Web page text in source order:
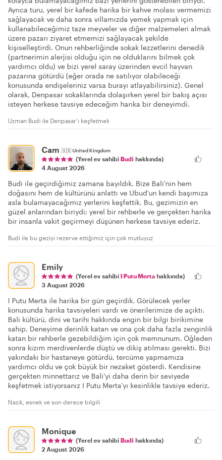
Ayrıca turu, yerel bir kafede harika bir kahve molası vermemizi
sağlayacak ve daha sonra villamızda yemek yapmak için
kullanabileceğimiz taze meyveler ve diğer malzemeleri almak
üzere pazarı ziyaret etmemizi sağlayacak şekilde
kişiselleştirdi. Onun rehberliğinde sokak lezzetlerini denedik
(partnerimin alerjisi olduğu için ne olduklarını bilmek çok
yardımcı oldu) ve bizi yerel saray üzerinden evcil hayvan
pazarına götürdü (eğer orada ne satılıyor olabileceği
konusunda endişeleriniz varsa burayı atlayabilirsiniz). Genel
olarak, Denpasar sokaklarında dolaşırken yerel bir bakış açısı
isteyen herkese tavsiye edeceğim harika bir deneyimdi.
Uzman Budi ile Denpasar'ı keşfetmek
Cam 🇬🇧United Kingdom
(Yerel ev sahibi Budi hakkında)
4 August 2026
Budi ile geçirdiğimiz zamana bayıldık. Bize Bali'nin hem
doğasını hem de kültürünü anlattı ve Ubud'un kendi başımıza
asla bulamayacağımız yerlerini keşfettik. Bu, gezimizin en
güzel anlarından biriydi; yerel bir rehberle ve gerçekten harika
bir insanla vakit geçirmeyi düşünen herkese tavsiye ederiz.
Budi ile bu geziyi rezerve ettiğimiz için çok mutluyuz
Emily
(Yerel ev sahibi I Putu Merta hakkında)
3 August 2026
I Putu Merta ile harika bir gün geçirdik. Görülecek yerler
konusunda harika tavsiyeleri vardı ve önerilerimize de açıktı.
Bali kültürü, dini ve tarihi hakkında engin bir bilgi birikimine
sahip. Deneyime derinlik katan ve ona çok daha fazla zenginlik
katan bir rehberle gezebildiğim için çok memnunum. Öğleden
sonra kızım merdivenlerde düştü ve dikiş atılması gerekti. Bizi
yakındaki bir hastaneye götürdü, tercüme yapmamıza
yardımcı oldu ve çok büyük bir nezaket gösterdi. Kendisine
gerçekten minnettarız ve Bali'yi daha derin bir seviyede
keşfetmek istiyorsanız I Putu Merta'yı kesinlikle tavsiye ederiz.
Nazik, esnek ve son derece bilgili
Monique
(Yerel ev sahibi Budi hakkında)
2 August 2026